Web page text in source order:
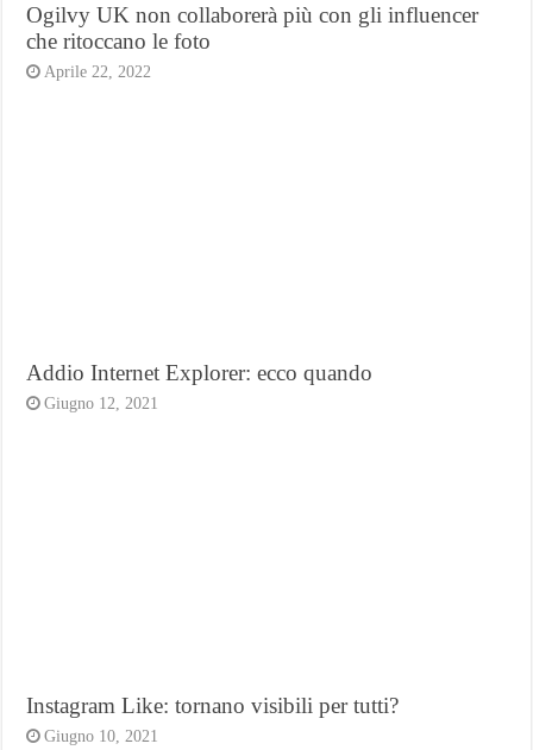
Ogilvy UK non collaborerà più con gli influencer
che ritoccano le foto
Aprile 22, 2022
Addio Internet Explorer: ecco quando
Giugno 12, 2021
Instagram Like: tornano visibili per tutti?
Giugno 10, 2021